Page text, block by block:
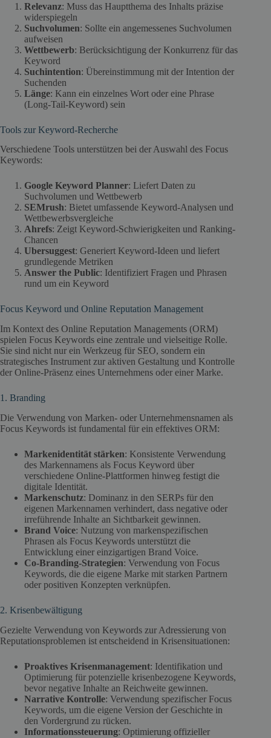
Relevanz: Muss das Hauptthema des Inhalts präzise
widerspiegeln
Suchvolumen: Sollte ein angemessenes Suchvolumen
aufweisen
Wettbewerb: Berücksichtigung der Konkurrenz für das
Keyword
Suchintention: Übereinstimmung mit der Intention der
Suchenden
Länge: Kann ein einzelnes Wort oder eine Phrase
(Long-Tail-Keyword) sein
Tools zur Keyword-Recherche
Verschiedene Tools unterstützen bei der Auswahl des Focus
Keywords:
Google Keyword Planner: Liefert Daten zu
Suchvolumen und Wettbewerb
SEMrush: Bietet umfassende Keyword-Analysen und
Wettbewerbsvergleiche
Ahrefs: Zeigt Keyword-Schwierigkeiten und Ranking-
Chancen
Ubersuggest: Generiert Keyword-Ideen und liefert
grundlegende Metriken
Answer the Public: Identifiziert Fragen und Phrasen
rund um ein Keyword
Focus Keyword und Online Reputation Management
Im Kontext des Online Reputation Managements (ORM)
spielen Focus Keywords eine zentrale und vielseitige Rolle.
Sie sind nicht nur ein Werkzeug für SEO, sondern ein
strategisches Instrument zur aktiven Gestaltung und Kontrolle
der Online-Präsenz eines Unternehmens oder einer Marke.
1. Branding
Die Verwendung von Marken- oder Unternehmensnamen als
Focus Keywords ist fundamental für ein effektives ORM:
Markenidentität stärken: Konsistente Verwendung
des Markennamens als Focus Keyword über
verschiedene Online-Plattformen hinweg festigt die
digitale Identität.
Markenschutz: Dominanz in den SERPs für den
eigenen Markennamen verhindert, dass negative oder
irreführende Inhalte an Sichtbarkeit gewinnen.
Brand Voice: Nutzung von markenspezifischen
Phrasen als Focus Keywords unterstützt die
Entwicklung einer einzigartigen Brand Voice.
Co-Branding-Strategien: Verwendung von Focus
Keywords, die die eigene Marke mit starken Partnern
oder positiven Konzepten verknüpfen.
2. Krisenbewältigung
Gezielte Verwendung von Keywords zur Adressierung von
Reputationsproblemen ist entscheidend in Krisensituationen:
Proaktives Krisenmanagement: Identifikation und
Optimierung für potenzielle krisenbezogene Keywords,
bevor negative Inhalte an Reichweite gewinnen.
Narrative Kontrolle: Verwendung spezifischer Focus
Keywords, um die eigene Version der Geschichte in
den Vordergrund zu rücken.
Informationssteuerung: Optimierung offizieller